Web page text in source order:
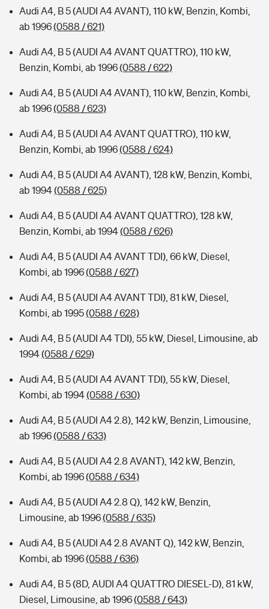
Audi A4, B 5 (AUDI A4 AVANT), 110 kW, Benzin, Kombi,
ab 1996(0588 / 621)
Audi A4, B 5 (AUDI A4 AVANT QUATTRO), 110 kW,
Benzin, Kombi, ab 1996(0588 / 622)
Audi A4, B 5 (AUDI A4 AVANT), 110 kW, Benzin, Kombi,
ab 1996(0588 / 623)
Audi A4, B 5 (AUDI A4 AVANT QUATTRO), 110 kW,
Benzin, Kombi, ab 1996(0588 / 624)
Audi A4, B 5 (AUDI A4 AVANT), 128 kW, Benzin, Kombi,
ab 1994(0588 / 625)
Audi A4, B 5 (AUDI A4 AVANT QUATTRO), 128 kW,
Benzin, Kombi, ab 1994(0588 / 626)
Audi A4, B 5 (AUDI A4 AVANT TDI), 66 kW, Diesel,
Kombi, ab 1996(0588 / 627)
Audi A4, B 5 (AUDI A4 AVANT TDI), 81 kW, Diesel,
Kombi, ab 1995(0588 / 628)
Audi A4, B 5 (AUDI A4 TDI), 55 kW, Diesel, Limousine, ab
1994(0588 / 629)
Audi A4, B 5 (AUDI A4 AVANT TDI), 55 kW, Diesel,
Kombi, ab 1994(0588 / 630)
Audi A4, B 5 (AUDI A4 2.8), 142 kW, Benzin, Limousine,
ab 1996(0588 / 633)
Audi A4, B 5 (AUDI A4 2.8 AVANT), 142 kW, Benzin,
Kombi, ab 1996(0588 / 634)
Audi A4, B 5 (AUDI A4 2.8 Q), 142 kW, Benzin,
Limousine, ab 1996(0588 / 635)
Audi A4, B 5 (AUDI A4 2.8 AVANT Q), 142 kW, Benzin,
Kombi, ab 1996(0588 / 636)
Audi A4, B 5 (8D, AUDI A4 QUATTRO DIESEL-D), 81 kW,
Diesel, Limousine, ab 1996(0588 / 643)